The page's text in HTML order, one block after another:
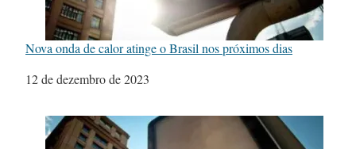
Nova onda de calor atinge o Brasil nos próximos dias
Data
12 de dezembro de 2023